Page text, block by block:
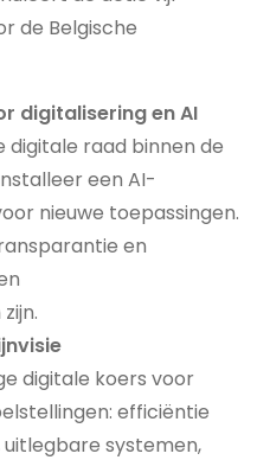
de Belgische
digitalisering en AI
digitale raad binnen de
een AI-
nieuwe toepassingen.
en
digitale koers voor
efficiëntie
systemen,